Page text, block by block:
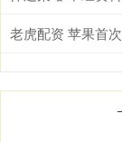
老虎配资 苹果首